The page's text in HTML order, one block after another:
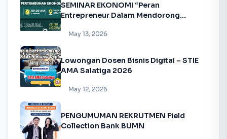
SEMINAR EKONOMI “Peran
Entrepreneur Dalam Mendorong
May 13, 2026
Lowongan Dosen Bisnis Digital – STIE
AMA Salatiga 2026
May 12, 2026
PENGUMUMAN REKRUTMEN Field
Collection Bank BUMN